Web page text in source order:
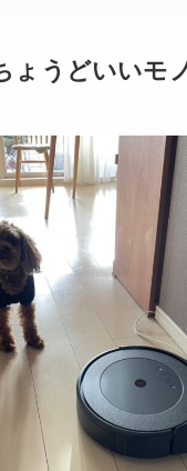
ょうどいいモ